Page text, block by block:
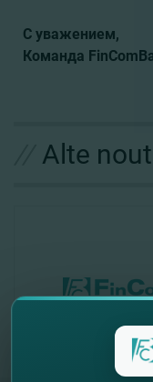
С уважением,
Команда
Alte